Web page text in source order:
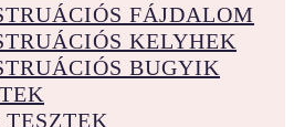
FÁJDALOM
KELYHEK
BUGYIK